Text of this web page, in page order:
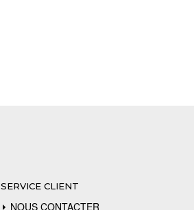
SERVICE CLIENT
NOUS CONTACTER